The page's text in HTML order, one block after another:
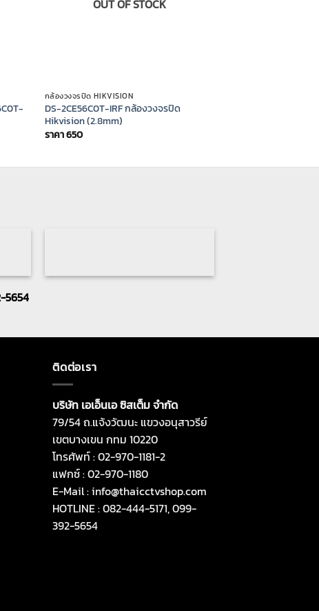
OUT OF STOCK
กล้องวงจรปิด HIKVISION
DS-2CE56C0T-IRF กล้องวงจรปิด
Hikvision (2.8mm)
ราคา650
5654
ติดต่อเรา
บริษัท เอเอ็นเอ ซิสเต็ม จำกัด
79/54 ถ.แจ้งวัฒนะ แขวงอนุสาวรีย์
เขตบางเขน กทม 10220
โทรศัพท์ : 02-970-1181-2
แฟกซ์ : 02-970-1180
E-Mail : info@thaicctvshop.com
HOTLINE : 082-444-5171, 099-
392-5654